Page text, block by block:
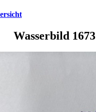
Wasserbild 1673